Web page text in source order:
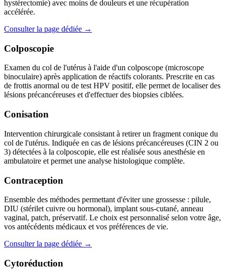
hystérectomie) avec moins de douleurs et une récupération
accélérée.
Consulter la page dédiée →
Colposcopie
Examen du col de l'utérus à l'aide d'un colposcope (microscope
binoculaire) après application de réactifs colorants. Prescrite en cas
de frottis anormal ou de test HPV positif, elle permet de localiser des
lésions précancéreuses et d'effectuer des biopsies ciblées.
Conisation
Intervention chirurgicale consistant à retirer un fragment conique du
col de l'utérus. Indiquée en cas de lésions précancéreuses (CIN 2 ou
3) détectées à la colposcopie, elle est réalisée sous anesthésie en
ambulatoire et permet une analyse histologique complète.
Contraception
Ensemble des méthodes permettant d'éviter une grossesse : pilule,
DIU (stérilet cuivre ou hormonal), implant sous-cutané, anneau
vaginal, patch, préservatif. Le choix est personnalisé selon votre âge,
vos antécédents médicaux et vos préférences de vie.
Consulter la page dédiée →
Cytoréduction